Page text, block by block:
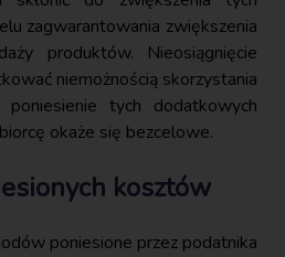
zagwarantowania zwiększenia
produktów. Nieosiągnięcie
niemożnością skorzystania
tych dodatkowych
okaże się bezcelowe.
kosztów
poniesione przez podatnika